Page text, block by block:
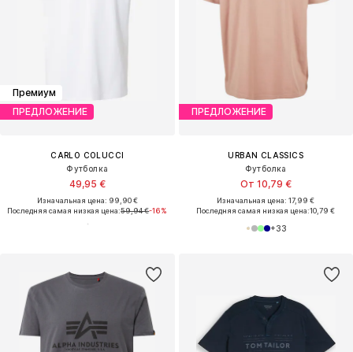
Премиум
ПРЕДЛОЖЕНИЕ
CARLO COLUCCI
Футболка
49,95 €
Изначальная цена: 99,90 €
Последняя самая низкая цена:59,94 €-16%
ПРЕДЛОЖЕНИЕ
URBAN CLASSICS
Футболка
От 10,79 €
Изначальная цена: 17,99 €
Последняя самая низкая цена:10,79 €
+33